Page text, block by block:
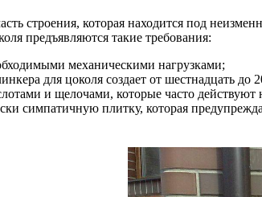
строения, которая находится под
предъявляются такие требования:
механическими нагрузками;
для цоколя создает от шестнадцать до
и щелочами, которые часто
симпатичную плитку, которая